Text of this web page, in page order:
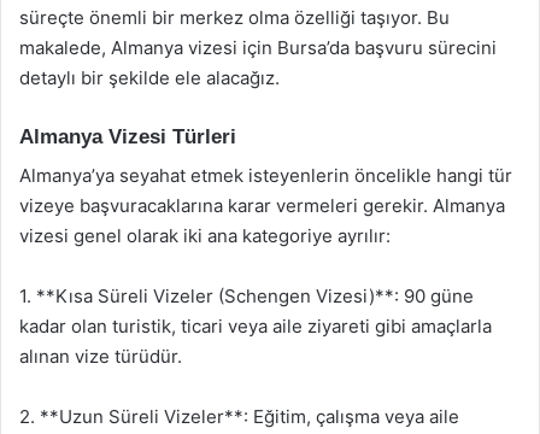
süreçte önemli bir merkez olma özelliği taşıyor. Bu
makalede, Almanya vizesi için Bursa’da başvuru sürecini
detaylı bir şekilde ele alacağız.
Almanya Vizesi Türleri
Almanya’ya seyahat etmek isteyenlerin öncelikle hangi tür
vizeye başvuracaklarına karar vermeleri gerekir. Almanya
vizesi genel olarak iki ana kategoriye ayrılır:
1. **Kısa Süreli Vizeler (Schengen Vizesi)**: 90 güne
kadar olan turistik, ticari veya aile ziyareti gibi amaçlarla
alınan vize türüdür.
2. **Uzun Süreli Vizeler**: Eğitim, çalışma veya aile